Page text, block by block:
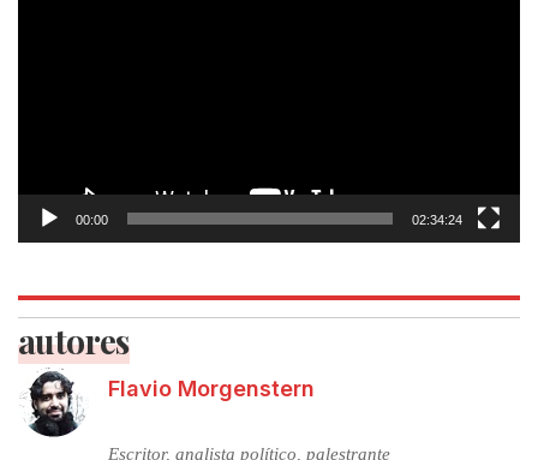
00:00 02:34:24
autores
Flavio Morgenstern
Escritor, analista político, palestrante